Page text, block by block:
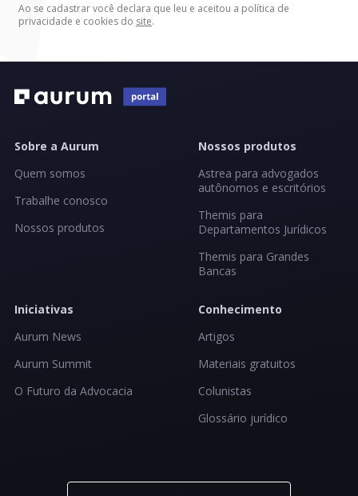
Ao se cadastrar você declara que leu e aceitou a política de
privacidade e cookies do site.
Sobre a Aurum
Quem somos
Trabalhe conosco
Nossos produtos
Nossos produtos
Astrea para advogados
autônomos e escritórios
Themis para
Departamentos Jurídicos
Themis para Grandes
Bancas
Iniciativas
Aurum News
Aurum Summit
O Futuro da Advocacia
Conhecimento
Artigos
Materiais gratuitos
Colunistas
Glossário jurídico